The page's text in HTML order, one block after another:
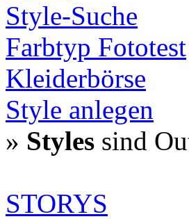
Style-Suche
Farbtyp Fototest
Kleiderbörse
Style anlegen
» Styles sind
STORYS